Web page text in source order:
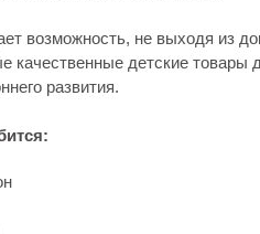
возможность, не выходя из
качественные детские товары
развития.